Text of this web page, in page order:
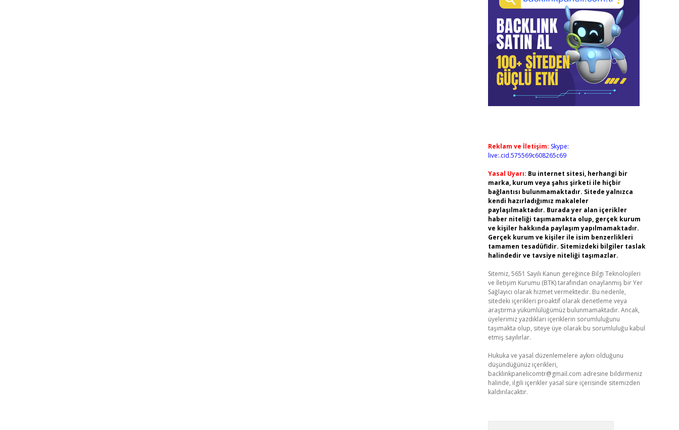
Reklam ve İletişim: Skype:
live:.cid.575569c608265c69
Yasal Uyarı: Bu internet sitesi, herhangi bir
marka, kurum veya şahıs şirketi ile hiçbir
bağlantısı bulunmamaktadır. Sitede yalnızca
kendi hazırladığımız makaleler
paylaşılmaktadır. Burada yer alan içerikler
haber niteliği taşımamakta olup, gerçek kurum
ve kişiler hakkında paylaşım yapılmamaktadır.
Gerçek kurum ve kişiler ile isim benzerlikleri
tamamen tesadüfidir. Sitemizdeki bilgiler taslak
halindedir ve tavsiye niteliği taşımazlar.
Sitemiz, 5651 Sayılı Kanun gereğince Bilgi Teknolojileri
ve İletişim Kurumu (BTK) tarafından onaylanmış bir Yer
Sağlayıcı olarak hizmet vermektedir. Bu nedenle,
sitedeki içerikleri proaktif olarak denetleme veya
araştırma yükümlülüğümüz bulunmamaktadır. Ancak,
üyelerimiz yazdıkları içeriklerin sorumluluğunu
taşımakta olup, siteye üye olarak bu sorumluluğu kabul
etmiş sayılırlar.
Hukuka ve yasal düzenlemelere aykırı olduğunu
düşündüğünüz içerikleri,
backlinkpanelicomtr@gmail.com adresine bildirmeniz
halinde, ilgili içerikler yasal süre içerisinde sitemizden
kaldırılacaktır.